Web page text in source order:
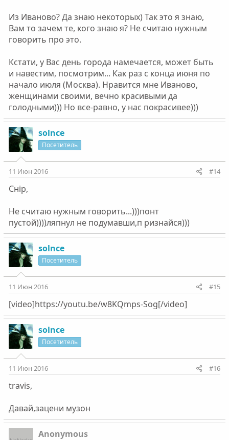
Из Иваново? Да знаю некоторых) Так это я знаю,
Вам то зачем те, кого знаю я? Не считаю нужным
говорить про это.
Кстати, у Вас день города намечается, может быть
и навестим, посмотрим... Как раз с конца июня по
начало июля (Москва). Нравится мне Иваново,
женщинами своими, вечно красивыми да
голодными))) Но все-равно, у нас покрасивее)))
solnce
Посетитель
11 Июн 2016 #14
Снip,
Не считаю нужным говорить...)))понт
пустой))))ляпнул не подумавши,п ризнайся)))
solnce
Посетитель
11 Июн 2016 #15
[video]https://youtu.be/w8KQmps-Sog[/video]
solnce
Посетитель
11 Июн 2016 #16
travis,
Давай,зацени музон
Anonymous